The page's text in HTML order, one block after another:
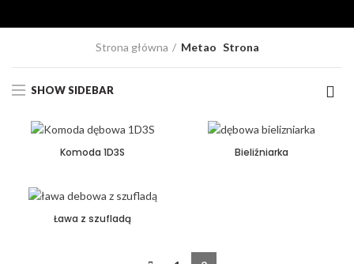
Strona główna Metao Strona
SHOW SIDEBAR
Komoda 1D3S Bieliźniarka
Ława z szufladą